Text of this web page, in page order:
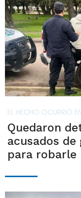
EL HECHO OCURRIÓ
Quedaron
acusados
para robarle